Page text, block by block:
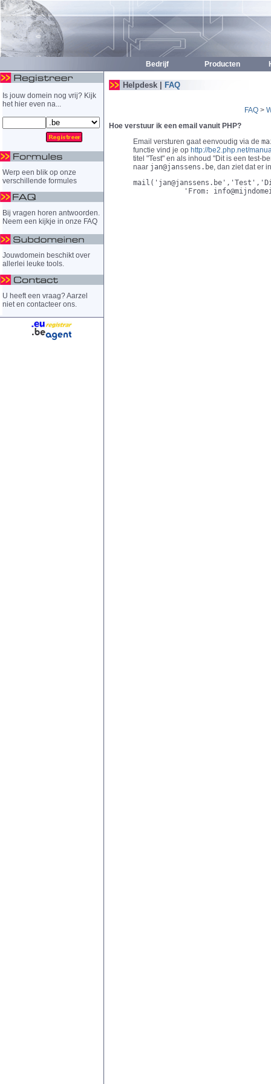
Bedrijf Producten
Is jouw domein nog vrij? Kijk
het hier even na...
Werp een blik op onze
verschillende formules
Bij vragen horen antwoorden.
Neem een kijkje in onze FAQ
Jouwdomein beschikt over
allerlei leuke tools.
U heeft een vraag? Aarzel
niet en contacteer ons.
Helpdesk | FAQ
FAQ>
Hoe verstuur ik een email vanuit PHP?
Email versturen gaat eenvoudig via de
functie vind je op http://be2.php.net/
titel "Test" en als inhoud "Dit is een test-
naar jan@janssens.be, dan ziet dat er